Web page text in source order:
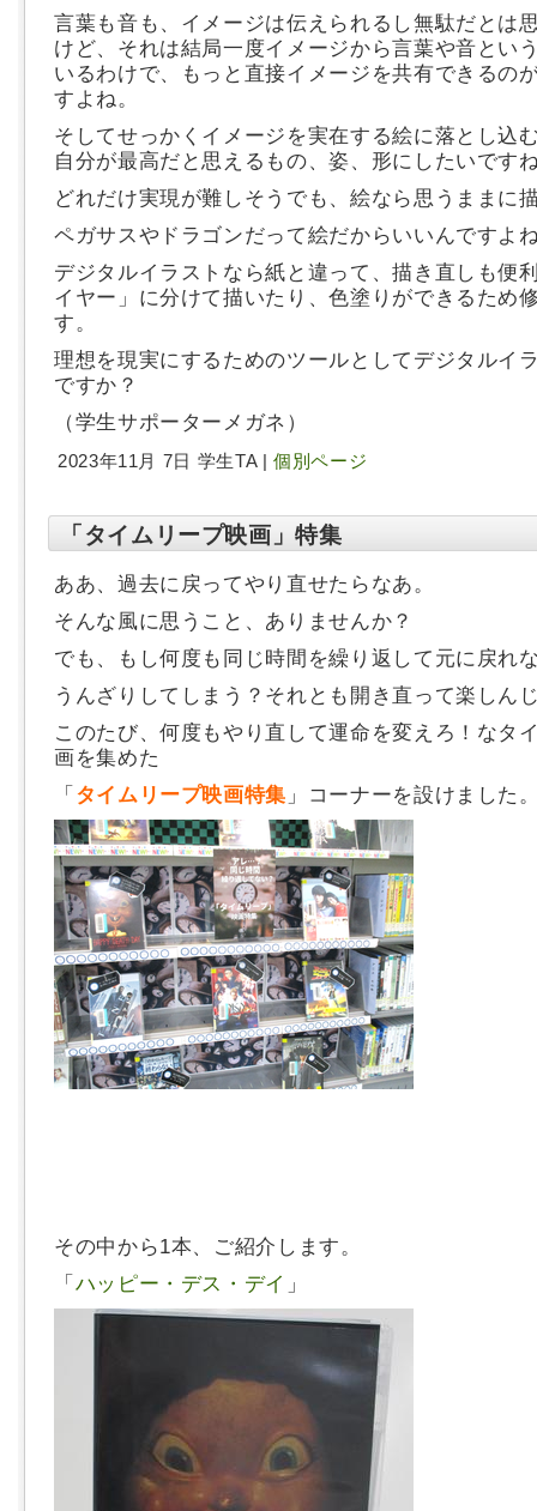
言葉も音も、イメージは伝えられるし無駄だとは
けど、それは結局一度イメージから言葉や音とい
いるわけで、もっと直接イメージを共有できるの
すよね。
そしてせっかくイメージを実在する絵に落とし込
自分が最高だと思えるもの、姿、形にしたいです
どれだけ実現が難しそうでも、絵なら思うままに
ペガサスやドラゴンだって絵だからいいんですよ
デジタルイラストなら紙と違って、描き直しも便
イヤー」に分けて描いたり、色塗りができるため
す。
理想を現実にするためのツールとしてデジタルイ
ですか？
（学生サポーターメガネ）
2023年11月 7日 学生TA |個別ページ
「タイムリープ映画」特集
ああ、過去に戻ってやり直せたらなあ。
そんな風に思うこと、ありませんか？
でも、もし何度も同じ時間を繰り返して元に戻れ
うんざりしてしまう？それとも開き直って楽しん
このたび、何度もやり直して運命を変えろ！なタ
画を集めた
「 タイムリープ映画特集 」コーナーを設けました
その中から1本、ご紹介します。
「 ハッピー・デス・デイ 」